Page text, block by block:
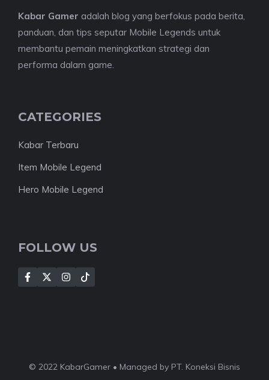
Kabar Gamer adalah blog yang berfokus pada berita,
panduan, dan tips seputar Mobile Legends untuk
membantu pemain meningkatkan strategi dan
performa dalam game.
CATEGORIES
Kabar Terbaru
Item Mobile Legend
Hero Mobile Legend
FOLLOW US
© 2022 KabarGamer • Managed by PT. Koneksi Bisnis